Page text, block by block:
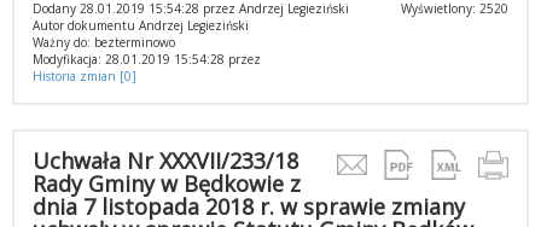
Wyświetlony: 2520
Dodany 28.01.2019 15:54:28 przez Andrzej Legieziński
Autor dokumentu Andrzej Legieziński
Ważny do: bezterminowo
Modyfikacja: 28.01.2019 15:54:28 przez
Historia zmian [0]
Uchwała Nr XXXVII/233/18
Rady Gminy w Będkowie z
dnia 7 listopada 2018 r. w sprawie zmiany